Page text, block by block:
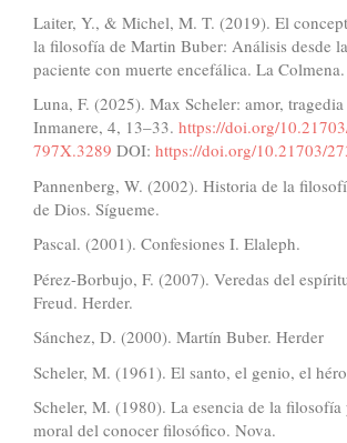
Laiter, Y., & Michel, M. T. (2019). El
la filosofía de Martin Buber: Análisis desde
paciente con muerte encefálica. La Colmena.
Luna, F. (2025). Max Scheler: amor,
Inmanere, 4, 13–33. https://doi.org/
797X.3289 DOI: https://doi.org/10.21703/
Pannenberg, W. (2002). Historia de la
de Dios. Sígueme.
Pascal. (2001). Confesiones I. Elaleph.
Pérez-Borbujo, F. (2007). Veredas del
Freud. Herder.
Sánchez, D. (2000). Martín Buber. Herder
Scheler, M. (1961). El santo, el genio, el
Scheler, M. (1980). La esencia de la
moral del conocer filosófico. Nova.